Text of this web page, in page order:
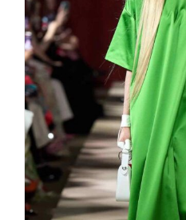
GUCCI